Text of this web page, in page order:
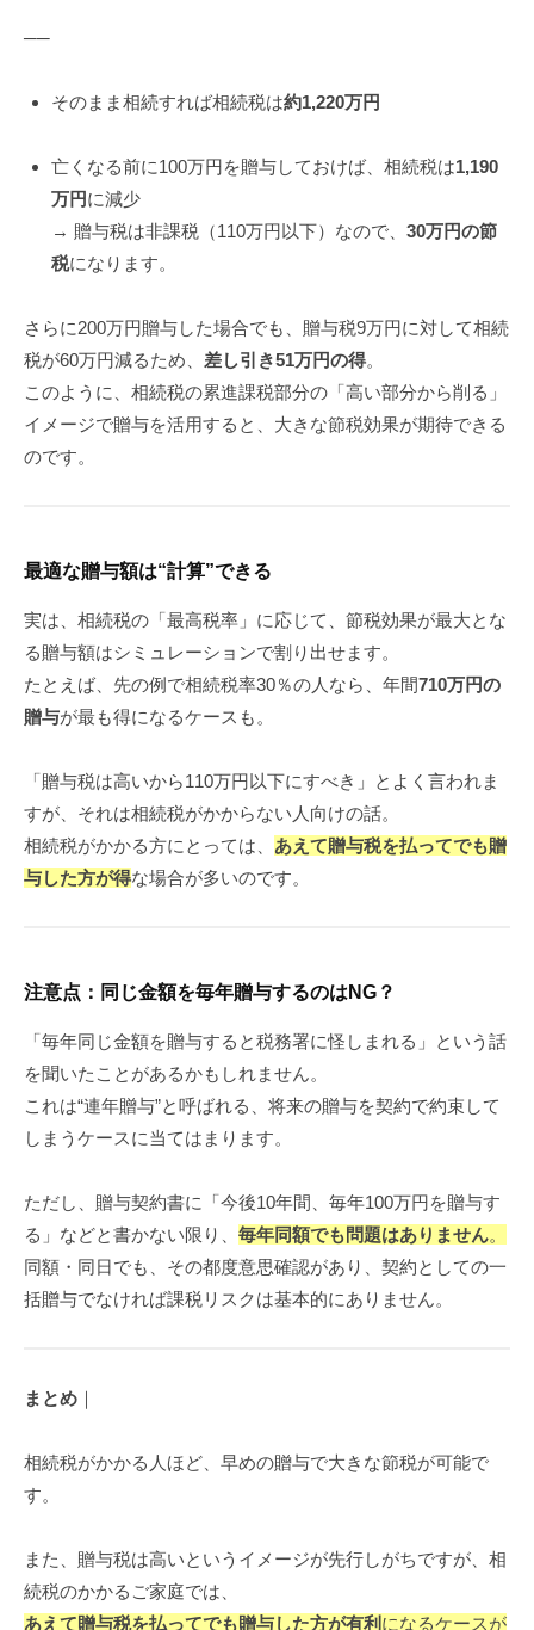
──
そのまま相続すれば相続税は約1,220万円
亡くなる前に100万円を贈与しておけば、相続税は1,190
万円に減少
→ 贈与税は非課税（110万円以下）なので、 30万円の節
税になります。
さらに200万円贈与した場合でも、贈与税9万円に対して相続
税が60万円減るため、 差し引き51万円の得。
このように、相続税の累進課税部分の「高い部分から削る」
イメージで贈与を活用すると、大きな節税効果が期待できる
のです。
最適な贈与額は“計算”できる
実は、相続税の「最高税率」に応じて、節税効果が最大とな
る贈与額はシミュレーションで割り出せます。
たとえば、先の例で相続税率30％の人なら、年間710万円の
贈与が最も得になるケースも。
「贈与税は高いから110万円以下にすべき」とよく言われま
すが、それは相続税がかからない人向けの話。
相続税がかかる方にとっては、 あえて贈与税を払ってでも贈
与した方が得な場合が多いのです。
注意点：同じ金額を毎年贈与するのはNG？
「毎年同じ金額を贈与すると税務署に怪しまれる」という話
を聞いたことがあるかもしれません。
これは“連年贈与”と呼ばれる、将来の贈与を契約で約束して
しまうケースに当てはまります。
ただし、贈与契約書に「今後10年間、毎年100万円を贈与す
る」などと書かない限り、 毎年同額でも問題はありません。
同額・同日でも、その都度意思確認があり、契約としての一
括贈与でなければ課税リスクは基本的にありません。
まとめ ｜
相続税がかかる人ほど、早めの贈与で大きな節税が可能で
す。
また、贈与税は高いというイメージが先行しがちですが、相
続税のかかるご家庭では、
あえて贈与税を払ってでも贈与した方が有利 になるケースが